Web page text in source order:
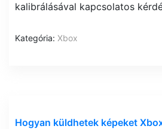
kalibrálásával kapcsolatos
Kategória: Xbox
Hogyan küldhetek képeket